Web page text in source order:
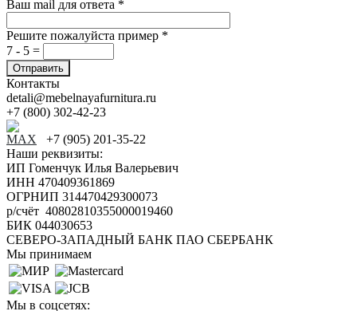
Ваш mail для ответа *
Решите пожалуйста пример *
7 - 5 =
Контакты
detali@mebelnayafurnitura.ru
+7 (800) 302-42-23
+7 (905) 201-35-22
Наши реквизиты:
ИП Гоменчук Илья Валерьевич
ИНН 470409361869
ОГРНИП 314470429300073
р/счёт 40802810355000019460
БИК 044030653
СЕВЕРО-ЗАПАДНЫЙ БАНК ПАО СБЕРБАНК
Мы принимаем
Мы в соцсетях: